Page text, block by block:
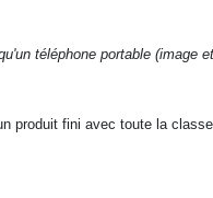
téléphone portable
produit fini avec toute la